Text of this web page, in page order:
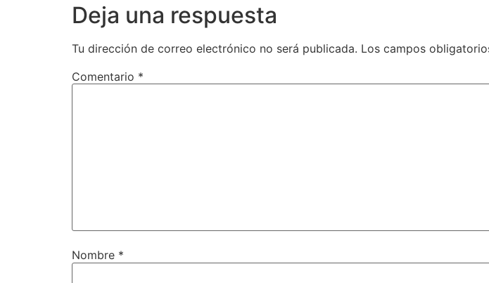
Deja una respuesta
Tu dirección de correo electrónico no será publicada. Los campos
Comentario *
Nombre *